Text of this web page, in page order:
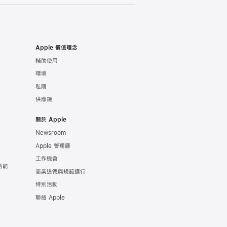
能
Apple 價值理念
輔助使用
環境
私隱
供應鏈
關於 Apple
Newsroom
Apple 管理層
工作機會
商業道德與規範遵行
特別活動
聯絡 Apple